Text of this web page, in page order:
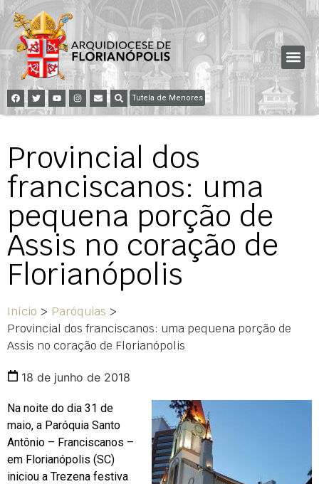
Tutela de Menores
Provincial dos
franciscanos: uma
pequena porção de
Assis no coração de
Florianópolis
Início > Paróquias >
Provincial dos franciscanos: uma pequena porção de
Assis no coração de Florianópolis
18 de junho de 2018
Na noite do dia 31 de
maio, a Paróquia Santo
Antônio – Franciscanos –
em Florianópolis (SC)
iniciou a Trezena festiva